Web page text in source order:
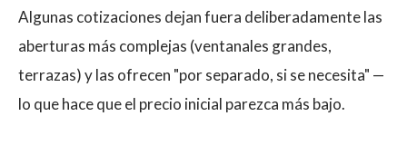
Algunas cotizaciones dejan fuera deliberadamente las
aberturas más complejas (ventanales grandes,
terrazas) y las ofrecen "por separado, si se necesita" —
lo que hace que el precio inicial parezca más bajo.